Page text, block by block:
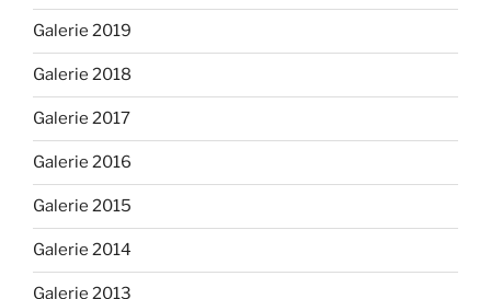
Galerie 2019
Galerie 2018
Galerie 2017
Galerie 2016
Galerie 2015
Galerie 2014
Galerie 2013